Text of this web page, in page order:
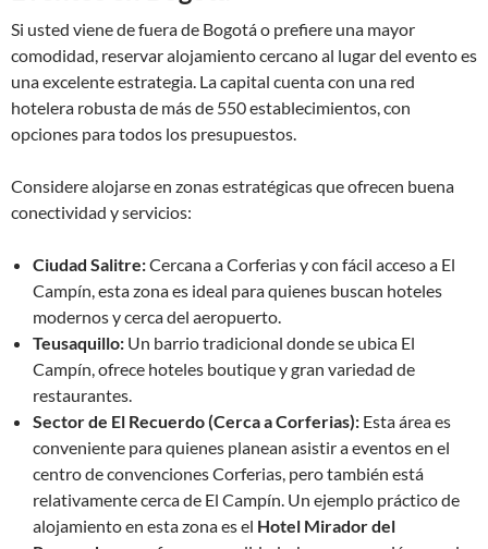
Si usted viene de fuera de Bogotá o prefiere una mayor
comodidad, reservar alojamiento cercano al lugar del evento es
una excelente estrategia. La capital cuenta con una red
hotelera robusta de más de 550 establecimientos, con
opciones para todos los presupuestos.
Considere alojarse en zonas estratégicas que ofrecen buena
conectividad y servicios:
Ciudad Salitre:Cercana a Corferias y con fácil acceso a El
Campín, esta zona es ideal para quienes buscan hoteles
modernos y cerca del aeropuerto.
Teusaquillo: Un barrio tradicional donde se ubica El
Campín, ofrece hoteles boutique y gran variedad de
restaurantes.
Sector de El Recuerdo (Cerca a Corferias): Esta área es
conveniente para quienes planean asistir a eventos en el
centro de convenciones Corferias, pero también está
relativamente cerca de El Campín. Un ejemplo práctico de
alojamiento en esta zona es el Hotel Mirador del